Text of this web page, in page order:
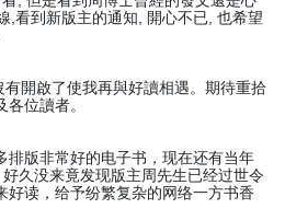
,看到新版主的通知, 開心不已, 也希望
開啟了使我再與好讀相遇。期待重拾
位讀者。
排版非常好的电子书，现在还有当年
久没来竟发现版主周先生已经过世令
好读，给予纷繁复杂的网络一方书香